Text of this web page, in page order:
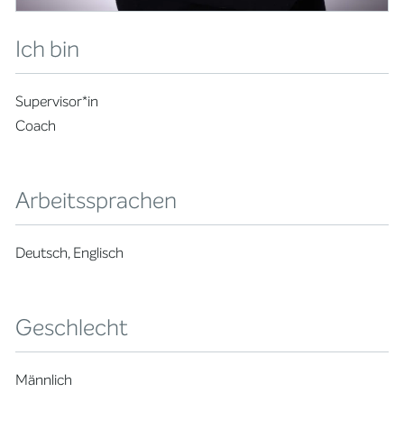
Ich bin
Supervisor*in
Coach
Arbeitssprachen
Deutsch, Englisch
Geschlecht
Männlich